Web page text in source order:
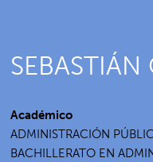
SEBASTIÁN
Académico
ADMINISTRACIÓN
BACHILLERATO EN